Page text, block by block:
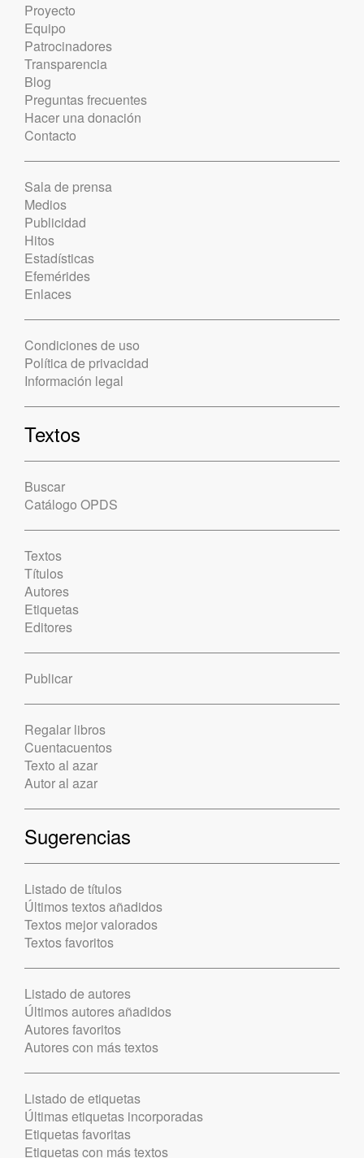
Proyecto
Equipo
Patrocinadores
Transparencia
Blog
Preguntas frecuentes
Hacer una donación
Contacto
Sala de prensa
Medios
Publicidad
Hitos
Estadísticas
Efemérides
Enlaces
Condiciones de uso
Política de privacidad
Información legal
Textos
Buscar
Catálogo OPDS
Textos
Títulos
Autores
Etiquetas
Editores
Publicar
Regalar libros
Cuentacuentos
Texto al azar
Autor al azar
Sugerencias
Listado de títulos
Últimos textos añadidos
Textos mejor valorados
Textos favoritos
Listado de autores
Últimos autores añadidos
Autores favoritos
Autores con más textos
Listado de etiquetas
Últimas etiquetas incorporadas
Etiquetas favoritas
Etiquetas con más textos